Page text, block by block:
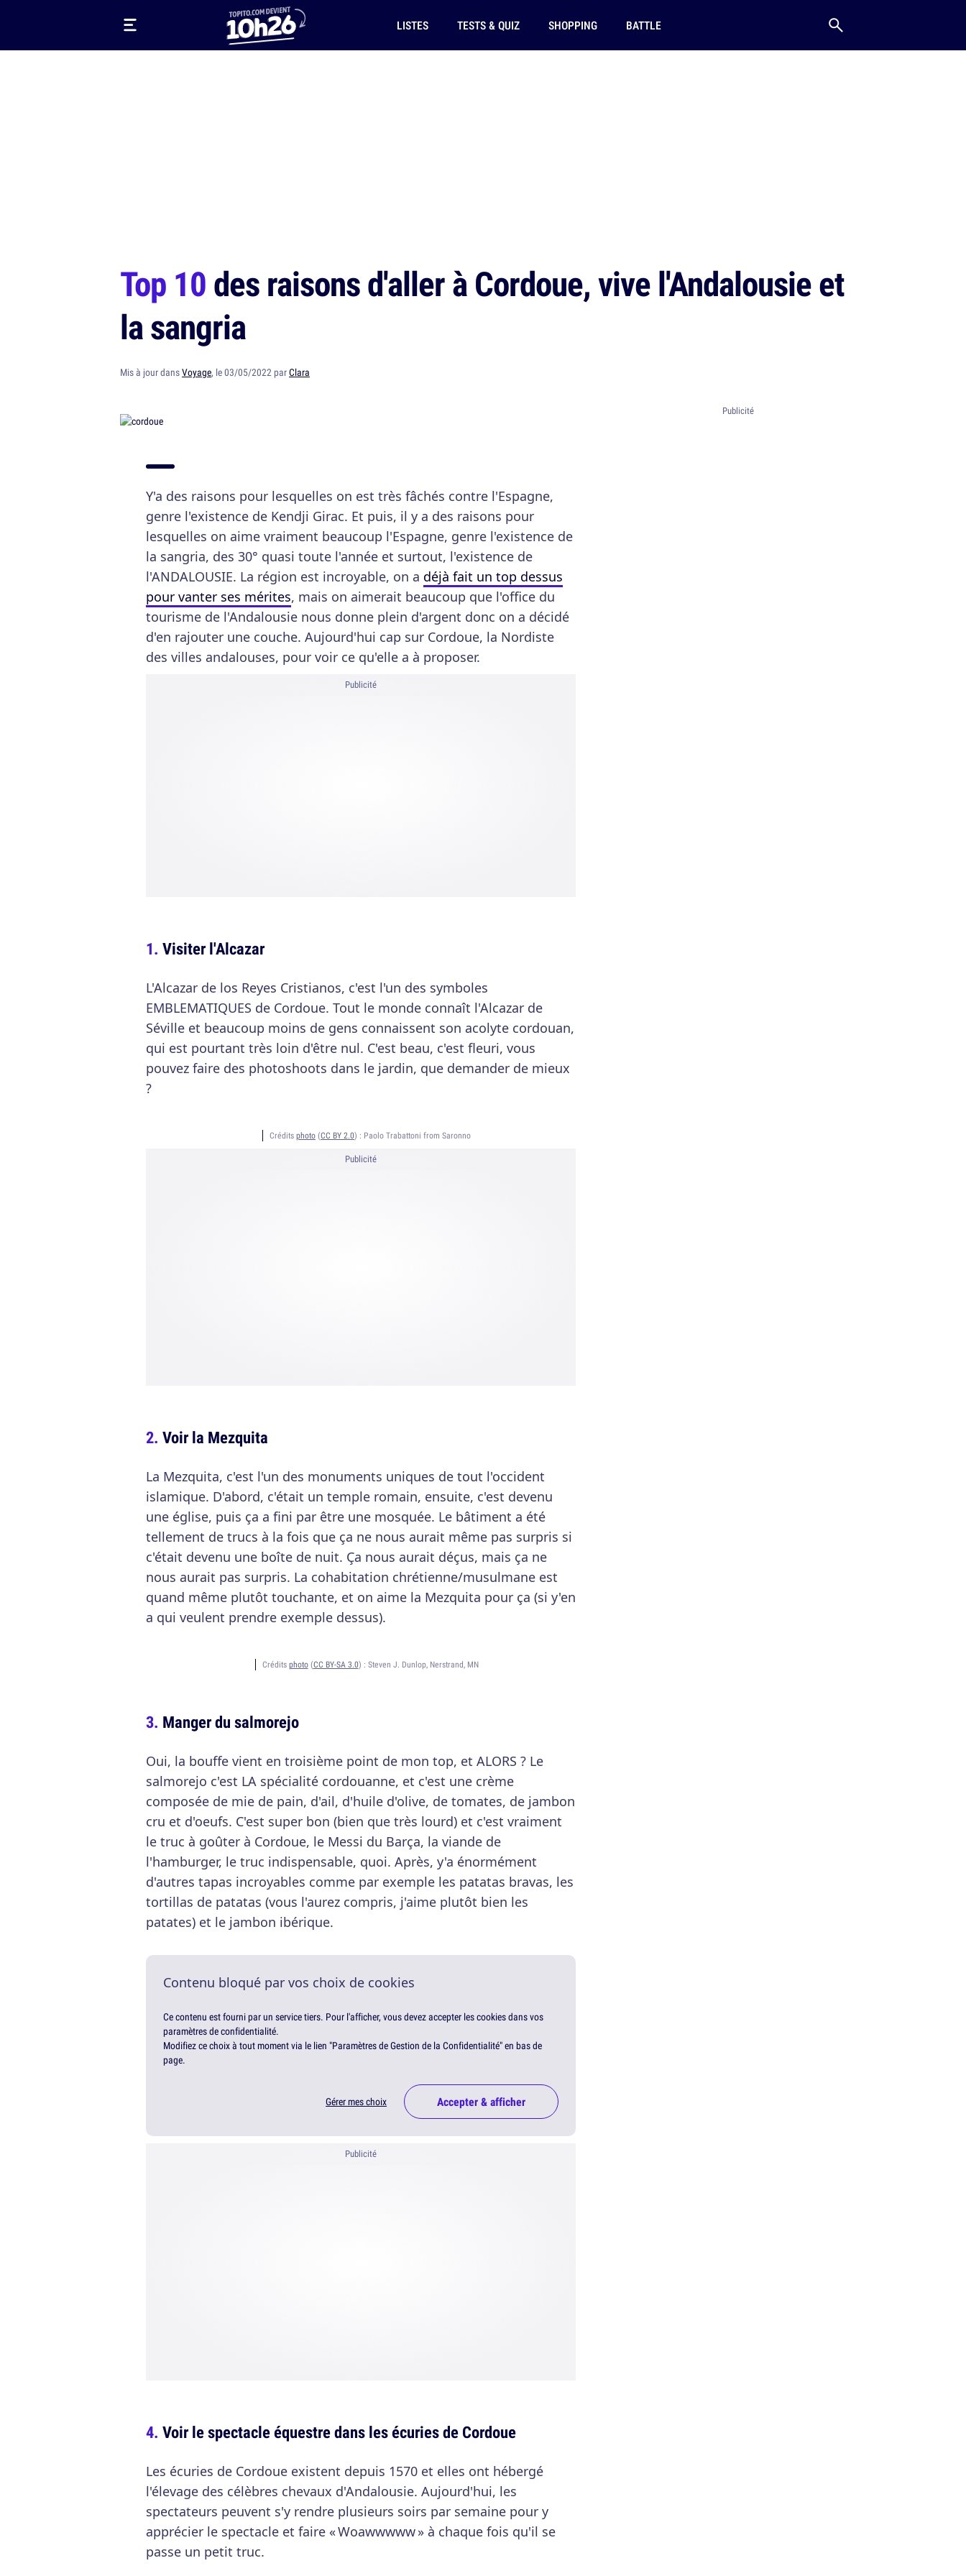
LISTES TESTS & QUIZ SHOPPING BATTLE
Top 10des raisons d'aller à Cordoue, vive l'Andalousie et
la sangria
Mis à jour dansVoyage, le 03/05/2022 parClara
Y'a des raisons pour lesquelles on est très fâchés contre l'Espagne,
genre l'existence de Kendji Girac. Et puis, il y a des raisons pour
lesquelles on aime vraiment beaucoup l'Espagne, genre l'existence de
la sangria, des 30° quasi toute l'année et surtout, l'existence de
l'ANDALOUSIE. La région est incroyable, on a déjà fait un top dessus
pour vanter ses mérites, mais on aimerait beaucoup que l'office du
tourisme de l'Andalousie nous donne plein d'argent donc on a décidé
d'en rajouter une couche. Aujourd'hui cap sur Cordoue, la Nordiste
des villes andalouses, pour voir ce qu'elle a à proposer.
Publicité
Visiter l'Alcazar
L'Alcazar de los Reyes Cristianos, c'est l'un des symboles
EMBLEMATIQUES de Cordoue. Tout le monde connaît l'Alcazar de
Séville et beaucoup moins de gens connaissent son acolyte cordouan,
qui est pourtant très loin d'être nul. C'est beau, c'est fleuri, vous
pouvez faire des photoshoots dans le jardin, que demander de mieux
?
Crédits photo (CC BY 2.0) : Paolo Trabattoni from Saronno
Publicité
Voir la Mezquita
La Mezquita, c'est l'un des monuments uniques de tout l'occident
islamique. D'abord, c'était un temple romain, ensuite, c'est devenu
une église, puis ça a fini par être une mosquée. Le bâtiment a été
tellement de trucs à la fois que ça ne nous aurait même pas surpris si
c'était devenu une boîte de nuit. Ça nous aurait déçus, mais ça ne
nous aurait pas surpris. La cohabitation chrétienne/musulmane est
quand même plutôt touchante, et on aime la Mezquita pour ça (si y'en
a qui veulent prendre exemple dessus).
Crédits photo(CC BY-SA 3.0) : Steven J. Dunlop, Nerstrand, MN
Manger du salmorejo
Oui, la bouffe vient en troisième point de mon top, et ALORS ? Le
salmorejo c'est LA spécialité cordouanne, et c'est une crème
composée de mie de pain, d'ail, d'huile d'olive, de tomates, de jambon
cru et d'oeufs. C'est super bon (bien que très lourd) et c'est vraiment
le truc à goûter à Cordoue, le Messi du Barça, la viande de
l'hamburger, le truc indispensable, quoi. Après, y'a énormément
d'autres tapas incroyables comme par exemple les patatas bravas, les
tortillas de patatas (vous l'aurez compris, j'aime plutôt bien les
patates) et le jambon ibérique.
Contenu bloqué par vos choix de cookies
Ce contenu est fourni par un service tiers. Pour l'afficher, vous devez accepter les cookies dans vos
paramètres de confidentialité.
Modifiez ce choix à tout moment via le lien "Paramètres de Gestion de la Confidentialité" en bas de
page.
Gérer mes choix Accepter & afficher
Publicité
Voir le spectacle équestre dans les écuries de Cordoue
Les écuries de Cordoue existent depuis 1570 et elles ont hébergé
l'élevage des célèbres chevaux d'Andalousie. Aujourd'hui, les
spectateurs peuvent s'y rendre plusieurs soirs par semaine pour y
apprécier le spectacle et faire « Woawwwww » à chaque fois qu'il se
passe un petit truc.